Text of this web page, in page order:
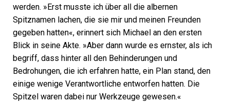
werden. »Erst musste ich über all die albernen
Spitznamen lachen, die sie mir und meinen Freunden
gegeben hatten«, erinnert sich Michael an den ersten
Blick in seine Akte. »Aber dann wurde es ernster, als ich
begriff, dass hinter all den Behinderungen und
Bedrohungen, die ich erfahren hatte, ein Plan stand, den
einige wenige Verantwortliche entworfen hatten. Die
Spitzel waren dabei nur Werkzeuge gewesen.«